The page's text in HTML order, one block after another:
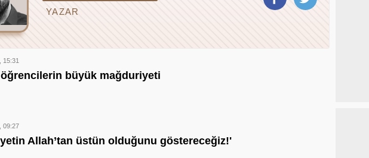
YAZAR
15:31
büyük mağduriyeti
09:27
Allah’tan üstün olduğunu göstereceğiz!'